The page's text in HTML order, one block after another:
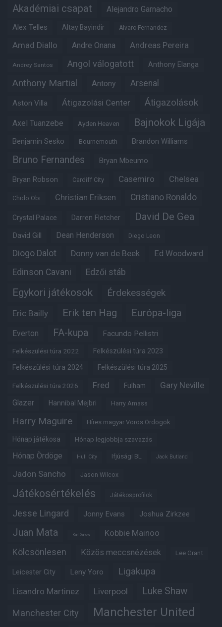
Akadémiai csapat Alejandro Garnacho
Alex Telles Altay Bayindir Alvaro Fernandez
Amad Diallo Andre Onana Andreas Pereira
Andrey Santos Angol válogatott Anthony Elanga
Anthony Martial Antony Arsenal
Aston Villa Átigazolási Center Átigazolások
Axel Tuanzebe Ayden Heaven Bajnokok Ligája
Benjamin Sesko Bournemouth Brandon Williams
Bruno Fernandes Bryan Mbeumo
Bryan Robson Cardiff City Casemiro Chelsea
Chido Obi Christian Eriksen Cristiano Ronaldo
Crystal Palace Darren Fletcher David De Gea
David Gill Dean Henderson Diego Leon
Diogo Dalot Donny van de Beek Ed Woodward
Edinson Cavani Edzői stáb
Egykori játékosok Érdekességek
Eric Bailly Erik ten Hag Európa-liga
Everton FA-kupa Facundo Pellistri
Felkészülési túra 2022 Felkészülési túra 2023
Felkészülési túra 2024 Felkészülési túra 2025
Felkészülési túra 2026 Fred Fulham Gary Neville
Glazer Hannibal Mejbri Harry Amass
Harry Maguire Híres magyar Vörös Ördögök
Hónap játékosa Hónap legjobbja szavazás
Hónap Ördöge Hull City Ifjúsági BL Jack Butland
Jadon Sancho Jason Wilcox
Játékosértékelés Játékosprofilok
Jesse Lingard Jonny Evans Joshua Zirkzee
Juan Mata Karl Darlow Kobbie Mainoo
Kölcsönlesen Közös meccsnézések Lee Grant
Leicester City Leny Yoro Ligakupa
Lisandro Martinez Liverpool Luke Shaw
Manchester City Manchester United